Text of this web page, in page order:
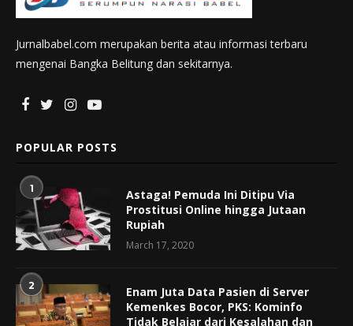
Jurnalbabel.com merupakan berita atau informasi terbaru
mengenai Bangka Belitung dan sekitarnya.
POPULAR POSTS
1
Astaga! Pemuda Ini Ditipu Via
Prostitusi Online hingga Jutaan
Rupiah
March 17, 2020
2
Enam Juta Data Pasien di Server
Kemenkes Bocor, PKS: Kominfo
Tidak Belajar dari Kesalahan dan